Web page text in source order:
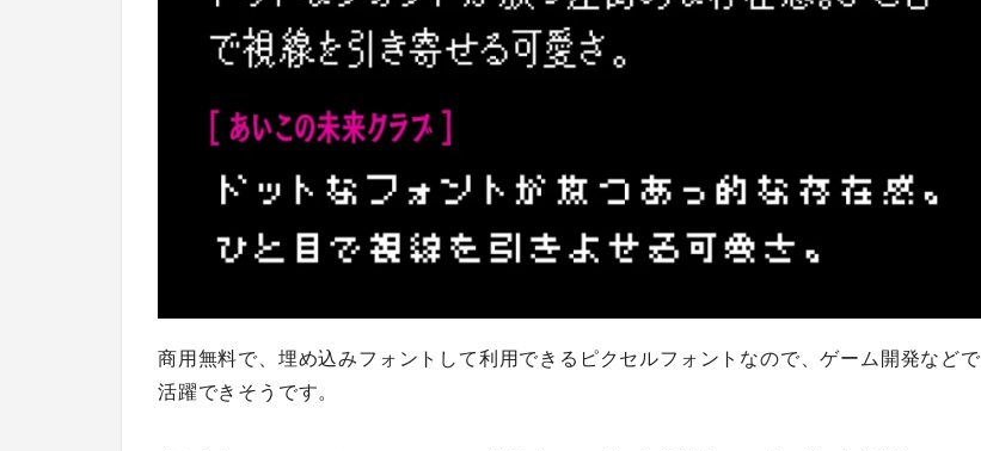
商用無料で、埋め込みフォントして利用できるピクセルフォントなので、ゲーム開発などで
活躍できそうです。